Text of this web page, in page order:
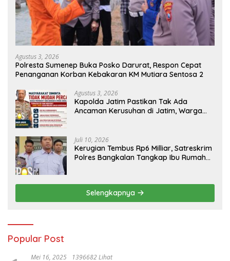
Agustus 3, 2026
Polresta Sumenep Buka Posko Darurat, Respon Cepat
Penanganan Korban Kebakaran KM Mutiara Sentosa 2
Agustus 3, 2026
Kapolda Jatim Pastikan Tak Ada
Ancaman Kerusuhan di Jatim, Warga
Juli 10, 2026
Kerugian Tembus Rp6 Milliar, Satreskrim
Polres Bangkalan Tangkap Ibu Rumah
Selengkapnya
Popular Post
Mei 16, 2025 1396682 Lihat